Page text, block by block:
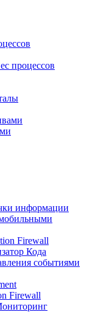
процессов
информации
Firewall
Кода
событиями
Firewall